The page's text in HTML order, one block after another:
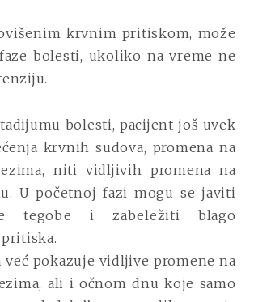
krvnim pritiskom, može
bolesti, ukoliko na vreme ne
bolesti, pacijent još uvek
krvnih sudova, promena na
niti vidljivih promena na
U početnoj fazi mogu se javiti
tegobe i zabeležiti blago
već pokazuje vidljive promene na
ali i očnom dnu koje samo